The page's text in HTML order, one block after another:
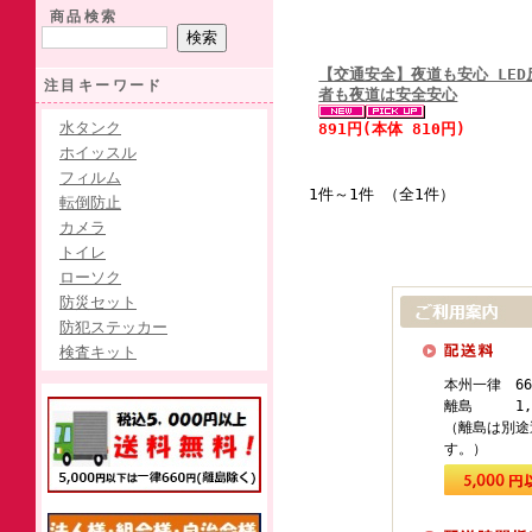
商品検索
注目キーワード
水タンク
ホイッスル
フィルム
転倒防止
カメラ
トイレ
ローソク
防災セット
防犯ステッカー
検査キット
【交通安全】夜道も安心
者も夜道は安全安心
891円(本体 810円)
1件～1件 （全1件）
本州一律
離島
（離島は別
す。）